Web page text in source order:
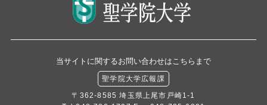
当サイトに関するお問い合わせはこちらまで
聖学院大学広報課
〒362-8585 埼玉県上尾市戸崎1-1